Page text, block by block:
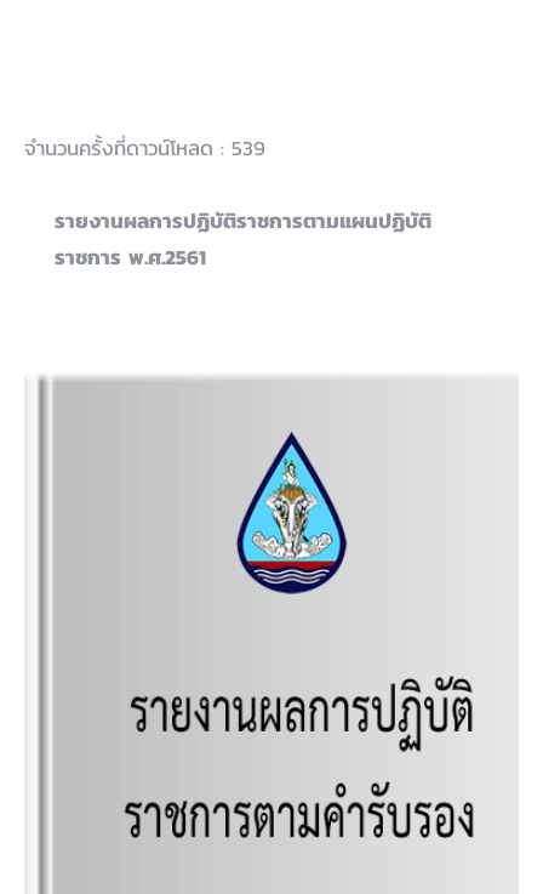
จำนวนครั้งที่ดาวน์โหลด : 539
รายงานผลการปฏิบัติราชการตามแผนปฏิบัติ
ราชการ พ.ศ.2561
รายงานผลการปฏิบัติราชการตามแผน